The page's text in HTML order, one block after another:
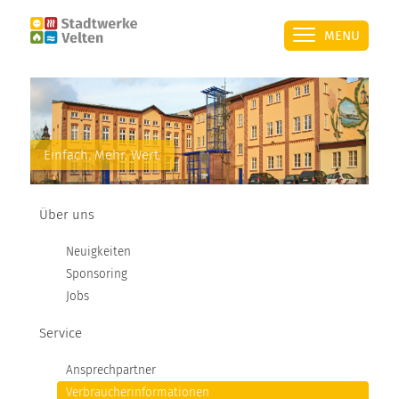
MENU
ÜBER UNS
SERVICE
PRIVATKUNDEN
GESCHÄFTSKUNDEN
Einfach. Mehr. Wert.
Über uns
Neuigkeiten
Sponsoring
Jobs
Service
Ansprechpartner
Verbraucherinformationen